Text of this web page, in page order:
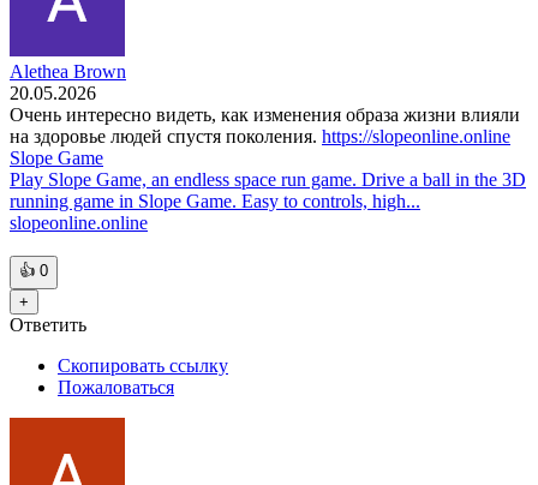
Alethea Brown
20.05.2026
Очень интересно видеть, как изменения образа жизни влияли
на здоровье людей спустя поколения. https://slopeonline.online
Slope Game
Play Slope Game, an endless space run game. Drive a ball in the 3D
running game in Slope Game. Easy to controls, high...
slopeonline.online
👍 0
+
Ответить
Скопировать ссылку
Пожаловаться